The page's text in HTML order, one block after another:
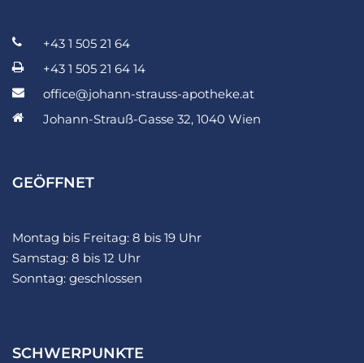
+43 1 505 21 64
+43 1 505 21 64 14
office@johann-strauss-apotheke.at
Johann-Strauß-Gasse 32, 1040 Wien
GEÖFFNET
Montag bis Freitag: 8 bis 19 Uhr
Samstag: 8 bis 12 Uhr
Sonntag: geschlossen
SCHWERPUNKTE